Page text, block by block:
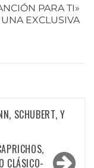
PARA TI»
EXCLUSIVA
SCHUBERT, Y
CLÁSICO-